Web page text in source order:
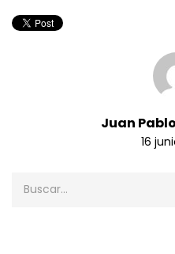
Juan
16